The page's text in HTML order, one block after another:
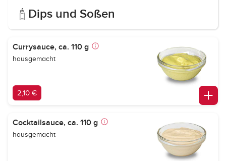
Dips und Soßen
Currysauce, ca. 110 g
hausgemacht
2,10 €
Cocktailsauce, ca. 110 g
hausgemacht